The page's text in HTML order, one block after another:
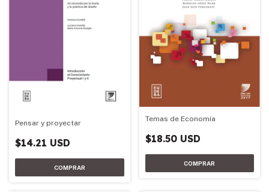
Pensar y proyectar
$14.21 USD
Temas de Economía
$18.50 USD